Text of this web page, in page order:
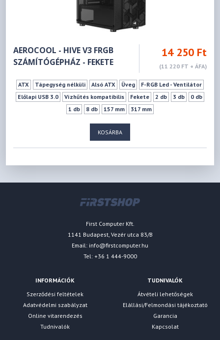
AEROCOOL - HIVE V3 FRGB
SZÁMÍTÓGÉPHÁZ - FEKETE
14 250 Ft
(11 220 FT + ÁFA)
ATX Tápegység nélküli Alsó ATX Üveg
F-RGB Led - Ventilátor
Előlapi USB 3.0
Vízhűtés kompatibilis Fekete 2 db 3 db
0 db
1 db
8 db 157 mm 317 mm
KOSÁRBA
First Computer Kft.
1141 Budapest, Vezér utca 83/B
Email: info@firstcomputer.hu
Tel: +36 1 444-9000
INFORMÁCIÓK
Szerződési feltételek
Adatvédelmi szabályzat
Online vitarendezés
Tudnivalók
TUDNIVALÓK
Átvételi lehetőségek
Elállási/Felmondási tájékoztató
Garancia
Kapcsolat